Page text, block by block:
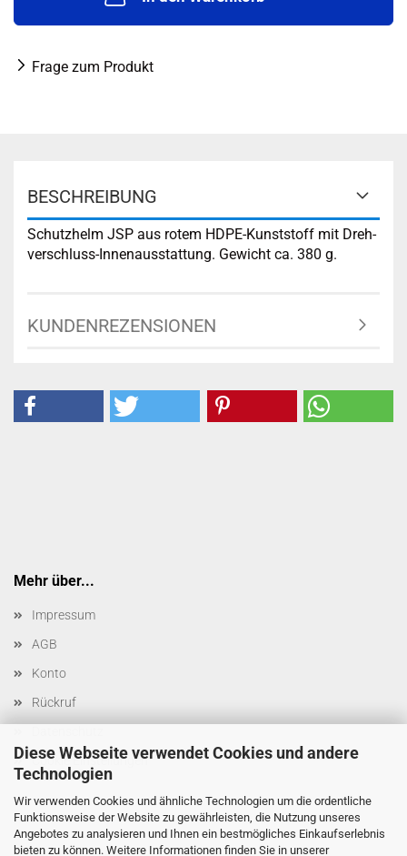
Diese Webseite verwendet Cookies und andere
Technologien
Wir verwenden Cookies und ähnliche Technologien um die ordentliche
Funktionsweise der Website zu gewährleisten, die Nutzung unseres
Angebotes zu analysieren und Ihnen ein bestmögliches Einkaufserlebnis
bieten zu können. Weitere Informationen finden Sie in unserer
Frage zum Produkt
BESCHREIBUNG
Schutzhelm JSP aus rotem HDPE-Kunststoff mit Dreh-
verschluss-Innenausstattung. Gewicht ca. 380 g.
KUNDENREZENSIONEN
Mehr über...
Impressum
AGB
Konto
Rückruf
Cookie Einstellungen